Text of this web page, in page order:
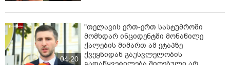
04:20
"თელავის ერთ-ერთ სასტუმროში
მომხდარ ინციდენტში მონაწილე
ქალების მიმართ ამ ეტაპზე
ქვეყნიდან გაუსვლელობის